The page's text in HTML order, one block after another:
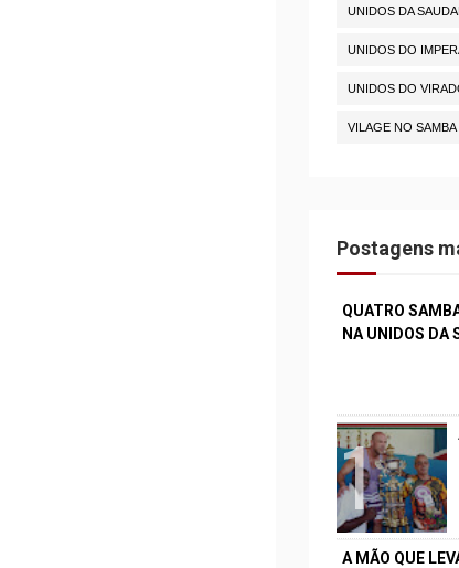
UNIDOS DA
UNIDOS DO
UNIDOS DO
VILAGE NO SAMBA
Postagens
QUATRO
NA UNIDOS DA
A MÃO QUE